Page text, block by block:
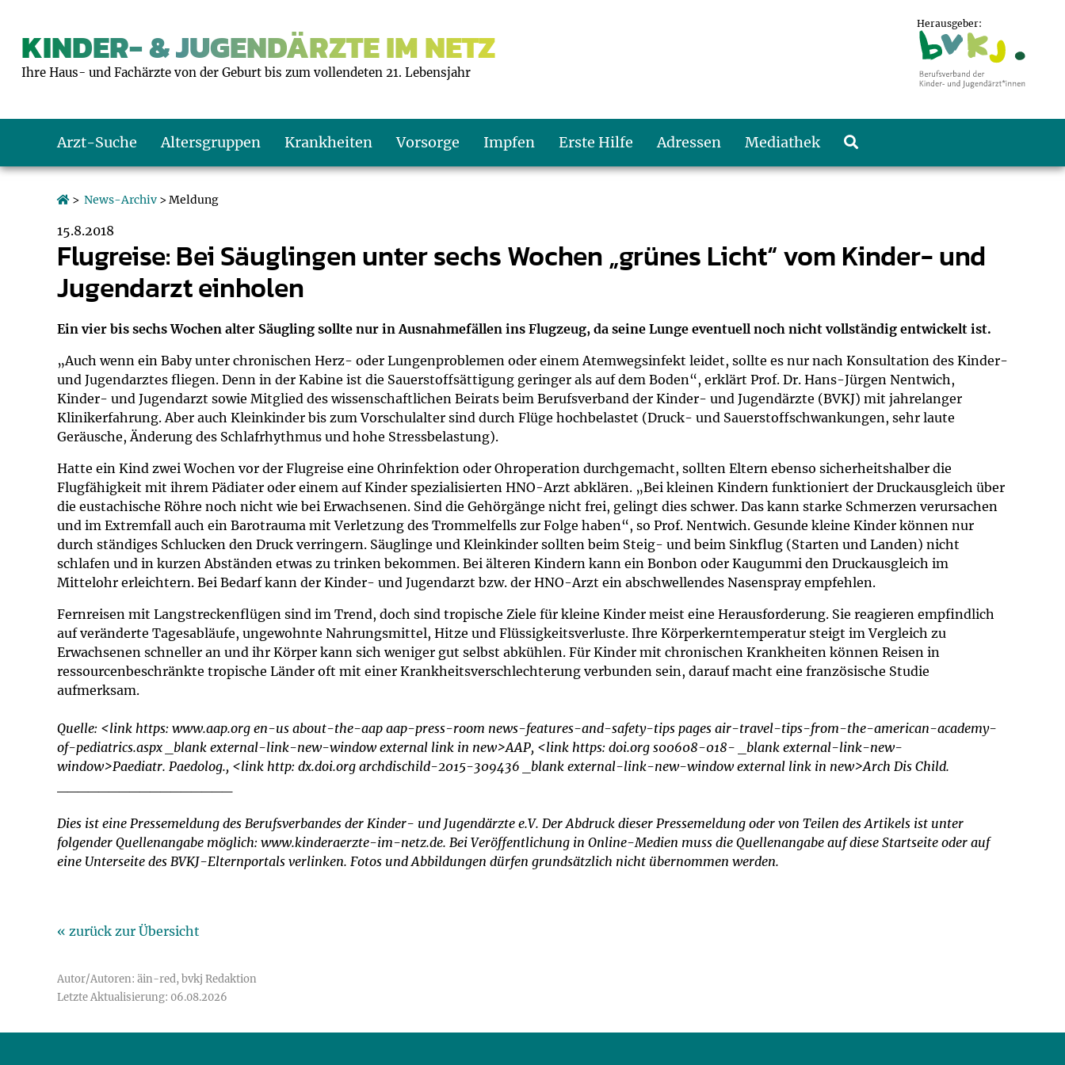
KINDER- & JUGENDÄRZTE IM NETZ
Ihre Haus- und Fachärzte von der Geburt bis zum vollendeten 21. Lebensjahr
Herausgeber:
Arzt-Suche Altersgruppen
Schulkinder
Jugendliche
Krankheiten Vorsorge
Schulkind: U10 bis U11
Teenager: J1 bis J2
Impfen
Was muss man beachten?
Impfreaktionen
Impfsicherheit
Häufige Fragen
Vorsorge- und Impferinnerung
Erste Hilfe
Hausapotheke
Sofortmaßnahmen
Notdienste
Adressen
Gesundheitsämter
Link-Tipps
Mediathek
Blutdruckrechner
Wachstum-Rechner
Empfehlungen zum Bildschirmmediengebrauch
Hörlexikon
Entwicklungskalender
Broschüren und Informationsflyer
U0-Vorsorge
> News-Archiv > Meldung
15.8.2018
Flugreise: Bei Säuglingen unter sechs Wochen „grünes Licht“ vom Kinder- und
Jugendarzt einholen
Ein vier bis sechs Wochen alter Säugling sollte nur in Ausnahmefällen ins Flugzeug, da seine Lunge eventuell noch nicht vollständig entwickelt ist.
„Auch wenn ein Baby unter chronischen Herz- oder Lungenproblemen oder einem Atemwegsinfekt leidet, sollte es nur nach Konsultation des Kinder-
und Jugendarztes fliegen. Denn in der Kabine ist die Sauerstoffsättigung geringer als auf dem Boden“, erklärt Prof. Dr. Hans-Jürgen Nentwich,
Kinder- und Jugendarzt sowie Mitglied des wissenschaftlichen Beirats beim Berufsverband der Kinder- und Jugendärzte (BVKJ) mit jahrelanger
Klinikerfahrung. Aber auch Kleinkinder bis zum Vorschulalter sind durch Flüge hochbelastet (Druck- und Sauerstoffschwankungen, sehr laute
Geräusche, Änderung des Schlafrhythmus und hohe Stressbelastung).
Hatte ein Kind zwei Wochen vor der Flugreise eine Ohrinfektion oder Ohroperation durchgemacht, sollten Eltern ebenso sicherheitshalber die
Flugfähigkeit mit ihrem Pädiater oder einem auf Kinder spezialisierten HNO-Arzt abklären. „Bei kleinen Kindern funktioniert der Druckausgleich über
die eustachische Röhre noch nicht wie bei Erwachsenen. Sind die Gehörgänge nicht frei, gelingt dies schwer. Das kann starke Schmerzen verursachen
und im Extremfall auch ein Barotrauma mit Verletzung des Trommelfells zur Folge haben“, so Prof. Nentwich. Gesunde kleine Kinder können nur
durch ständiges Schlucken den Druck verringern. Säuglinge und Kleinkinder sollten beim Steig- und beim Sinkflug (Starten und Landen) nicht
schlafen und in kurzen Abständen etwas zu trinken bekommen. Bei älteren Kindern kann ein Bonbon oder Kaugummi den Druckausgleich im
Mittelohr erleichtern. Bei Bedarf kann der Kinder- und Jugendarzt bzw. der HNO-Arzt ein abschwellendes Nasenspray empfehlen.
Fernreisen mit Langstreckenflügen sind im Trend, doch sind tropische Ziele für kleine Kinder meist eine Herausforderung. Sie reagieren empfindlich
auf veränderte Tagesabläufe, ungewohnte Nahrungsmittel, Hitze und Flüssigkeitsverluste. Ihre Körperkerntemperatur steigt im Vergleich zu
Erwachsenen schneller an und ihr Körper kann sich weniger gut selbst abkühlen. Für Kinder mit chronischen Krankheiten können Reisen in
ressourcenbeschränkte tropische Länder oft mit einer Krankheitsverschlechterung verbunden sein, darauf macht eine französische Studie
aufmerksam.
Quelle: <link https: www.aap.org en-us about-the-aap aap-press-room news-features-and-safety-tips pages air-travel-tips-from-the-american-academy-
of-pediatrics.aspx _blank external-link-new-window external link in new>AAP, <link https: doi.org s00608-018- _blank external-link-new-
window>Paediatr. Paedolog., <link http: dx.doi.org archdischild-2015-309436 _blank external-link-new-window external link in new>Arch Dis Child.
Dies ist eine Pressemeldung des Berufsverbandes der Kinder- und Jugendärzte e.V. Der Abdruck dieser Pressemeldung oder von Teilen des Artikels ist unter
folgender Quellenangabe möglich: www.kinderaerzte-im-netz.de. Bei Veröffentlichung in Online-Medien muss die Quellenangabe auf diese Startseite oder auf
eine Unterseite des BVKJ-Elternportals verlinken. Fotos und Abbildungen dürfen grundsätzlich nicht übernommen werden.
« zurück zur Übersicht
Autor/Autoren: äin-red, bvkj Redaktion
Letzte Aktualisierung: 06.08.2026